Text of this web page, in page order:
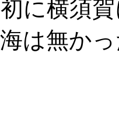
に横須
は無か